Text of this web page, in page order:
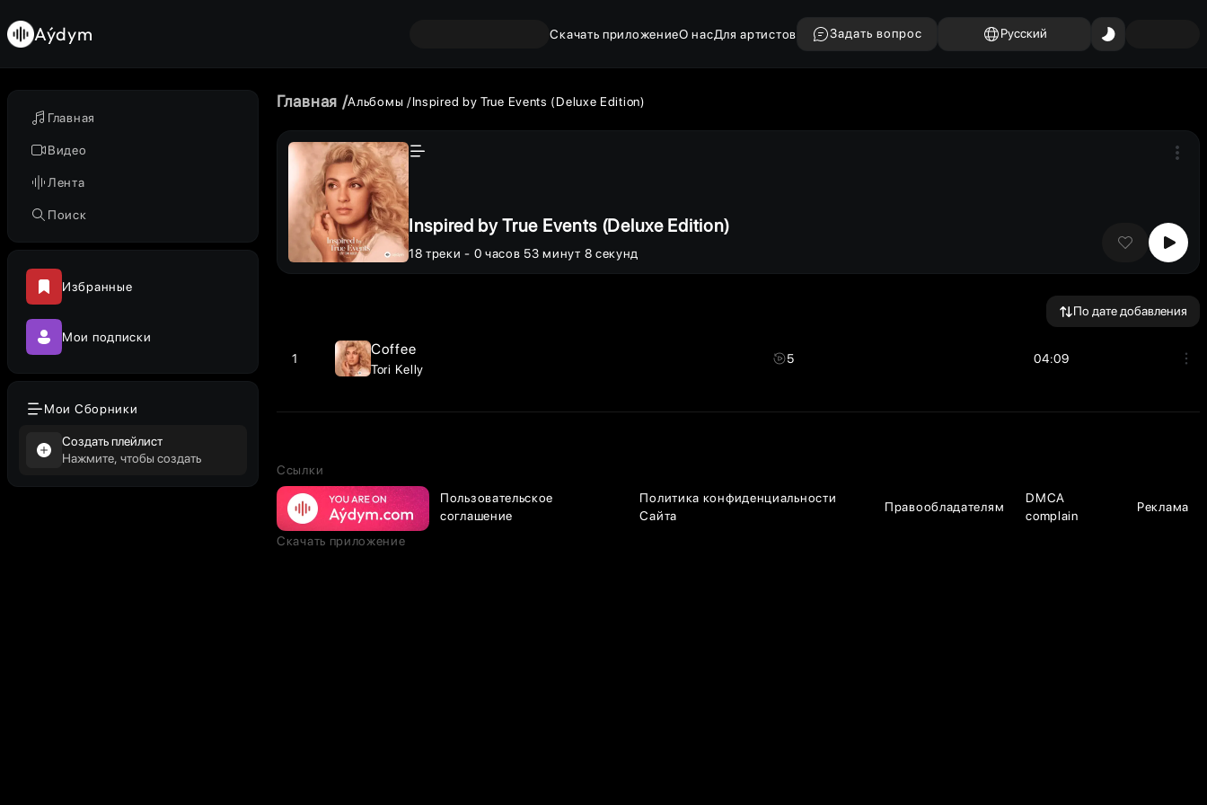
Главная
Видео
Лента
Поиск
Избранные
Мои подписки
Мои Сборники
Создать плейлист
Нажмите, чтобы создать
Aýdym Скачать приложениеО насДля артистов Задать вопрос Русский
Главная Альбомы Inspired by True Events (Deluxe Edition)
Inspired by True Events (Deluxe Edition)
18 треки - 0 часов 53 минут 8 секунд
По дате добавления
1
Coffee
Tori Kelly
5 04:09
Ссылки
Пользовательское
соглашение
Политика конфиденциальности
Сайта
Правообладателям
DMCA
complain
Реклама
Скачать приложение